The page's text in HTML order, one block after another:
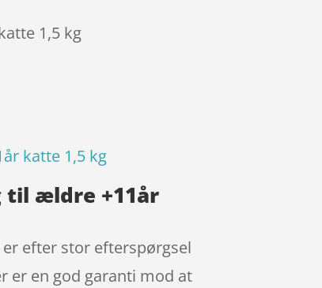
1,5 kg
katte 1,5 kg
til ældre +11år
efter stor efterspørgsel
er en god garanti mod at